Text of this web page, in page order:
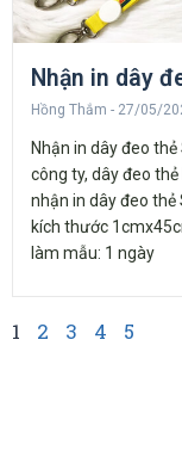
Nhận in dây
Hồng Thắm 27/05/
Nhận in dây đeo
công ty, dây đeo
nhận in dây đeo thẻ
kích thước
làm mẫu: 1 ngày
1 2 3 4 5